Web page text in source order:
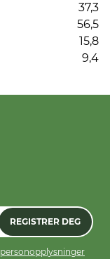
37,3
56,5
15,8
9,4
REGISTRER DEG
personopplysninger